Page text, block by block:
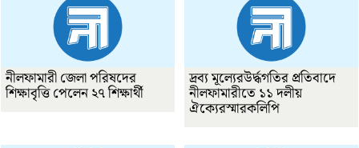
নীলফামারী জেলা পরিষদের
শিক্ষাবৃত্তি পেলেন ২৭ শিক্ষার্থী
দ্রব্য মূল্যেরউর্দ্ধগতির প্রতিবাদে
নীলফামারীতে ১১ দলীয়
ঐক্যেরস্মারকলিপি